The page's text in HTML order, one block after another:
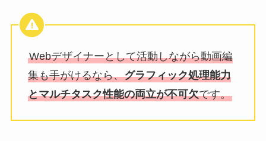
Webデザイナーとして活動しながら動画編
集も手がけるなら、グラフィック処理能力
とマルチタスク性能の両立が不可欠です。